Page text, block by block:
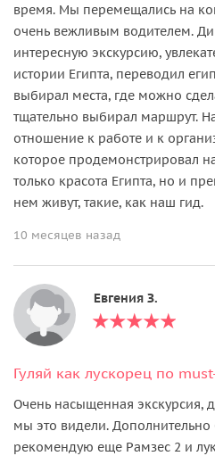
время. Мы перемещались на
очень вежливым водителем.
интересную экскурсию,
истории Египта, переводил
выбирал места, где можно
тщательно выбирал маршрут.
отношение к работе и к
которое продемонстрировал
только красота Египта, но и
нем живут, такие, как наш гид.
10 месяцев назад
Евгения З.
Гуляй как лускорец по
Очень насыщенная экскурсия,
мы это видели.
рекомендую еще Рамзес 2 и